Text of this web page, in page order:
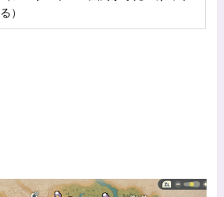
る）